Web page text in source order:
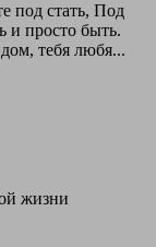
под стать, Под
и просто быть.
тебя любя...
жизни